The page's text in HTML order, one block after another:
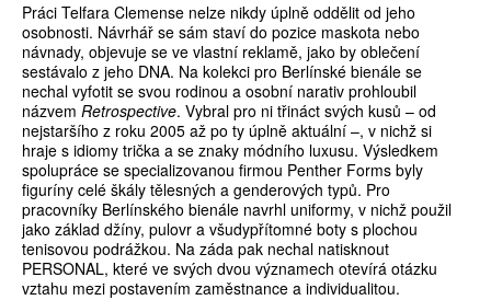
Práci Telfara Clemense nelze nikdy úplně oddělit od jeho
osobnosti. Návrhář se sám staví do pozice maskota nebo
návnady, objevuje se ve vlastní reklamě, jako by oblečení
sestávalo z jeho DNA. Na kolekci pro Berlínské bienále se
nechal vyfotit se svou rodinou a osobní narativ prohloubil
názvem Retrospective. Vybral pro ni třináct svých kusů – od
nejstaršího z roku 2005 až po ty úplně aktuální –, v nichž si
hraje s idiomy trička a se znaky módního luxusu. Výsledkem
spolupráce se specializovanou firmou Penther Forms byly
figuríny celé škály tělesných a genderových typů. Pro
pracovníky Berlínského bienále navrhl uniformy, v nichž použil
jako základ džíny, pulovr a všudypřítomné boty s plochou
tenisovou podrážkou. Na záda pak nechal natisknout
PERSONAL, které ve svých dvou významech otevírá otázku
vztahu mezi postavením zaměstnance a individualitou.